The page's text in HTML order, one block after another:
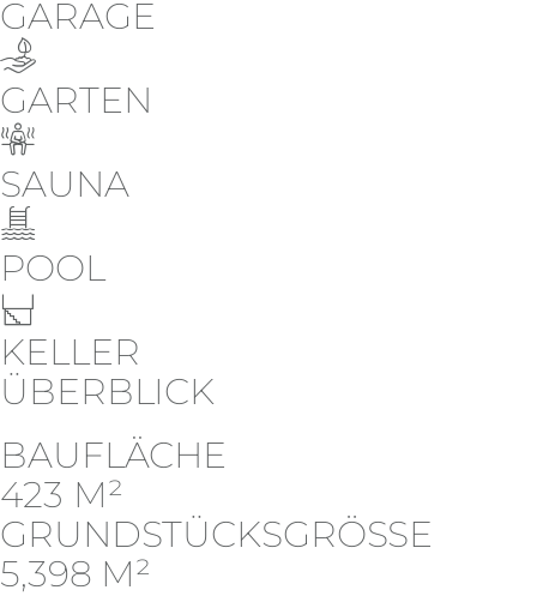
GARAGE
GARTEN
SAUNA
POOL
KELLER
ÜBERBLICK
BAUFLÄCHE
423 M²
GRUNDSTÜCKSGRÖSSE
5,398 M²